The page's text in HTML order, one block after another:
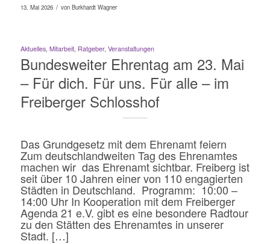
13. Mai 2026 / von Burkhardt Wagner
Aktuelles, Mitarbeit, Ratgeber, Veranstaltungen
Bundesweiter Ehrentag am 23. Mai
– Für dich. Für uns. Für alle – im
Freiberger Schlosshof
Das Grundgesetz mit dem Ehrenamt feiern
Zum deutschlandweiten Tag des Ehrenamtes
machen wir das Ehrenamt sichtbar. Freiberg ist
seit über 10 Jahren einer von 110 engagierten
Städten in Deutschland. Programm: 10:00 –
14:00 Uhr In Kooperation mit dem Freiberger
Agenda 21 e.V. gibt es eine besondere Radtour
zu den Stätten des Ehrenamtes in unserer
Stadt. […]